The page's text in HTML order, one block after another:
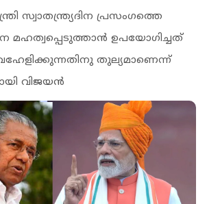
സ്വാതന്ത്ര്യദിന പ്രസംഗത്തെ
ഉപയോഗിച്ചത്
തുല്യമാണെന്ന്
വിജയന്‍